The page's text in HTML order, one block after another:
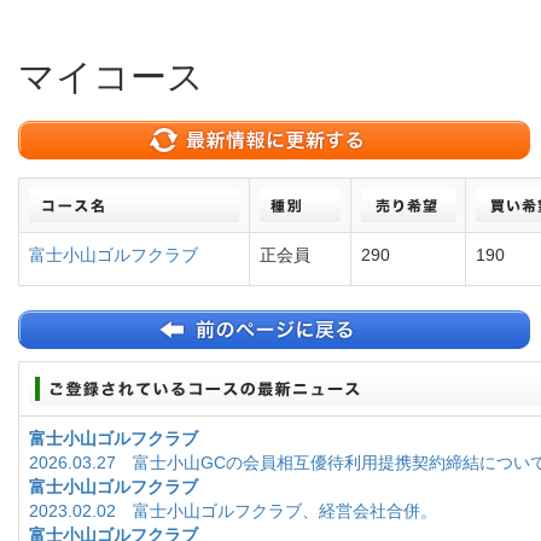
マイコース
富士小山ゴルフクラブ 正会員 290 190
富士小山ゴルフクラブ
2026.03.27 富士小山GCの会員相互優待利用提携契約締結につい
富士小山ゴルフクラブ
2023.02.02 富士小山ゴルフクラブ、経営会社合併。
富士小山ゴルフクラブ